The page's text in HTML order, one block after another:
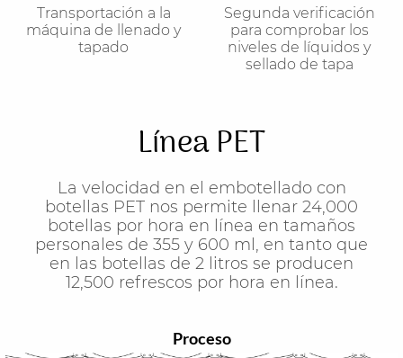
Transportación a la
máquina de llenado y
tapado
Segunda verificación
para comprobar los
niveles de líquidos y
sellado de tapa
Línea PET
La velocidad en el embotellado con
botellas PET nos permite llenar 24,000
botellas por hora en línea en tamaños
personales de 355 y 600 ml, en tanto que
en las botellas de 2 litros se producen
12,500 refrescos por hora en línea.
Proceso